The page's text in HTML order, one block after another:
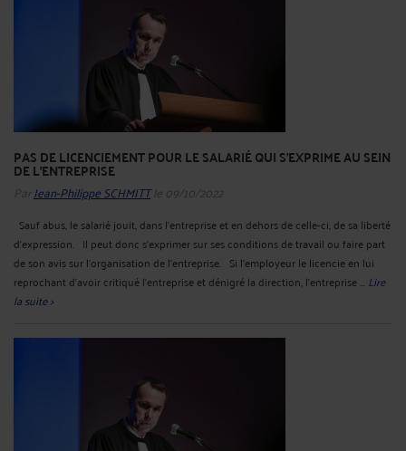
PAS DE LICENCIEMENT POUR LE SALARIÉ QUI S'EXPRIME AU SEIN
DE L'ENTREPRISE
Par Jean-Philippe SCHMITTle 09/10/2022
Sauf abus, le salarié jouit, dans l'entreprise et en dehors de celle-ci, de sa liberté
d'expression. Il peut donc s’exprimer sur ses conditions de travail ou faire part
de son avis sur l’organisation de l’entreprise. Si l’employeur le licencie en lui
reprochant d’avoir critiqué l’entreprise et dénigré la direction, l’entreprise ... Lire
la suite >